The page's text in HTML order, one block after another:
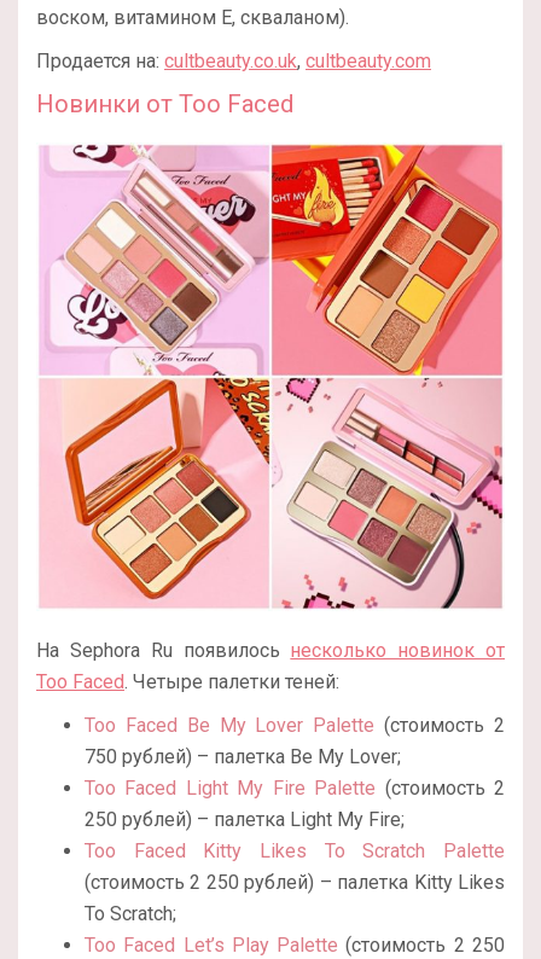
воском, витамином Е, скваланом).
Продается на: cultbeauty.co.uk, cultbeauty.com
Новинки от Too Faced
На Sephora Ru появилось несколько новинок от
Too Faced. Четыре палетки теней:
Too Faced Be My Lover Palette (стоимость 2
750 рублей) – палетка Be My Lover;
Too Faced Light My Fire Palette (стоимость 2
250 рублей) – палетка Light My Fire;
Too Faced Kitty Likes To Scratch Palette
(стоимость 2 250 рублей) – палетка Kitty Likes
To Scratch;
Too Faced Let’s Play Palette (стоимость 2 250